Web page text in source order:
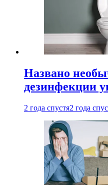
Названо
дезинфекции
2 года спустя2 года